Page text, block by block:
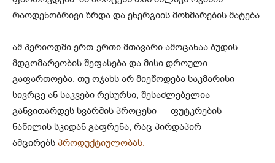
რაოდენობრივი ზრდა და ენერგიის მოხმარების მატება.
ამ პერიოდში ერთ-ერთი მთავარი ამოცანაა ბუდის
მდგომარეობის შეფასება და მისი დროული
გაფართოება. თუ ოჯახს არ მიეწოდება საკმარისი
სივრცე ან საკვები რესურსი, შესაძლებელია
განვითარდეს სვარმის პროცესი — ფუტკრების
ნაწილის სკიდან გაფრენა, რაც პირდაპირ
ამცირებს პროდუქტიულობას.